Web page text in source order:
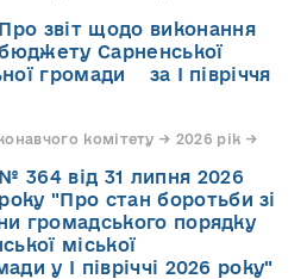
Про звіт щодо виконання
Сарненської
громади за І півріччя
комітету → 2026 рік →
№ 364 від 31 липня 2026
року "Про стан боротьби зі
громадського порядку
міської
у І півріччі 2026 року"